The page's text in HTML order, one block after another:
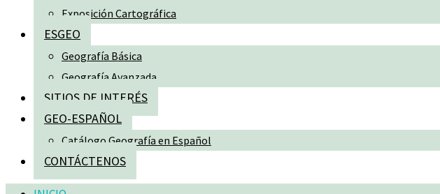
Exposición Cartográfica
ESGEO
Geografía Básica
Geografía Avanzada
SITIOS DE INTERÉS
GEO-ESPAÑOL
Catálogo Geografía en Español
CONTÁCTENOS